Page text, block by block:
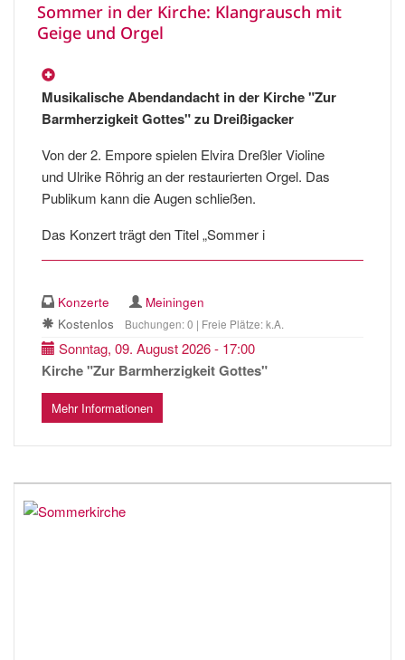
Sommer in der Kirche: Klangrausch mit
Geige und Orgel
Musikalische Abendandacht in der Kirche "Zur
Barmherzigkeit Gottes" zu Dreißigacker
Von der 2. Empore spielen Elvira Dreßler Violine
und Ulrike Röhrig an der restaurierten Orgel. Das
Publikum kann die Augen schließen.
Das Konzert trägt den Titel „Sommer i
Konzerte
Meiningen
Kostenlos
Buchungen: 0 | Freie Plätze: k.A.
Sonntag, 09. August 2026 - 17:00
Kirche "Zur Barmherzigkeit Gottes"
Mehr Informationen